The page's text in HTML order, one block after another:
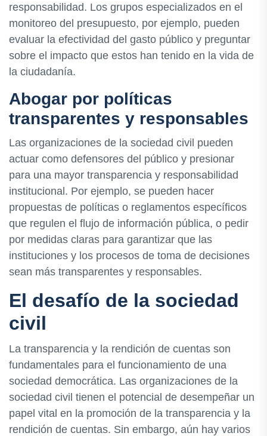
responsabilidad. Los grupos especializados en el
monitoreo del presupuesto, por ejemplo, pueden
evaluar la efectividad del gasto público y preguntar
sobre el impacto que estos han tenido en la vida de
la ciudadanía.
Abogar por políticas
transparentes y responsables
Las organizaciones de la sociedad civil pueden
actuar como defensores del público y presionar
para una mayor transparencia y responsabilidad
institucional. Por ejemplo, se pueden hacer
propuestas de políticas o reglamentos específicos
que regulen el flujo de información pública, o pedir
por medidas claras para garantizar que las
instituciones y los procesos de toma de decisiones
sean más transparentes y responsables.
El desafío de la sociedad
civil
La transparencia y la rendición de cuentas son
fundamentales para el funcionamiento de una
sociedad democrática. Las organizaciones de la
sociedad civil tienen el potencial de desempeñar un
papel vital en la promoción de la transparencia y la
rendición de cuentas. Sin embargo, aún hay varios